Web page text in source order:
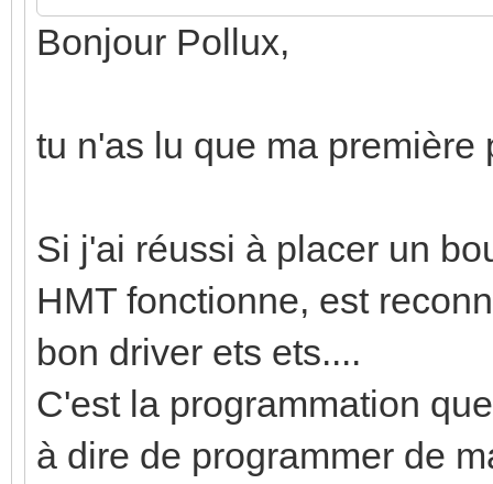
Bonjour Pollux,
tu n'as lu que ma
Si j'ai réussi à placer un
HMT fonctionne, est
bon driver ets ets....
C'est la programmation
à dire de programmer de